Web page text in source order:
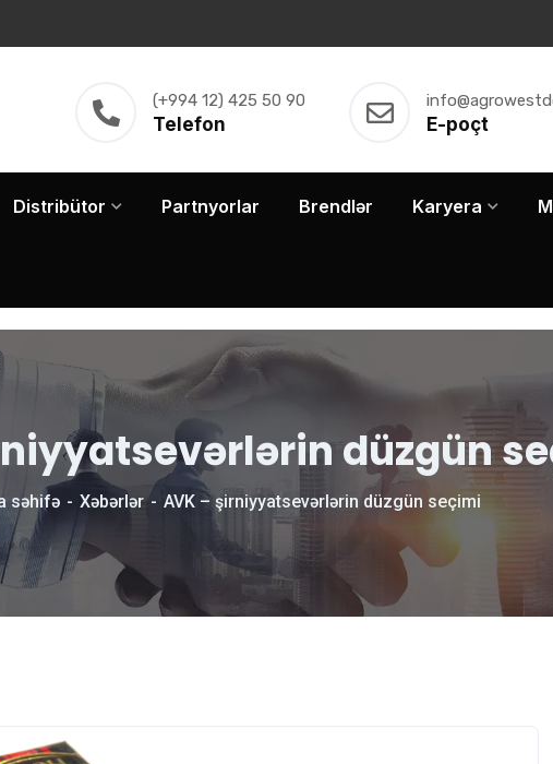
Telefon
(+994 12) 425 50 90
E-poçt
Distribütor Partnyorlar Brendlər Karyera
düzgün
səhifə Xəbərlər AVK – şirniyyatsevərlərin düzgün seçimi